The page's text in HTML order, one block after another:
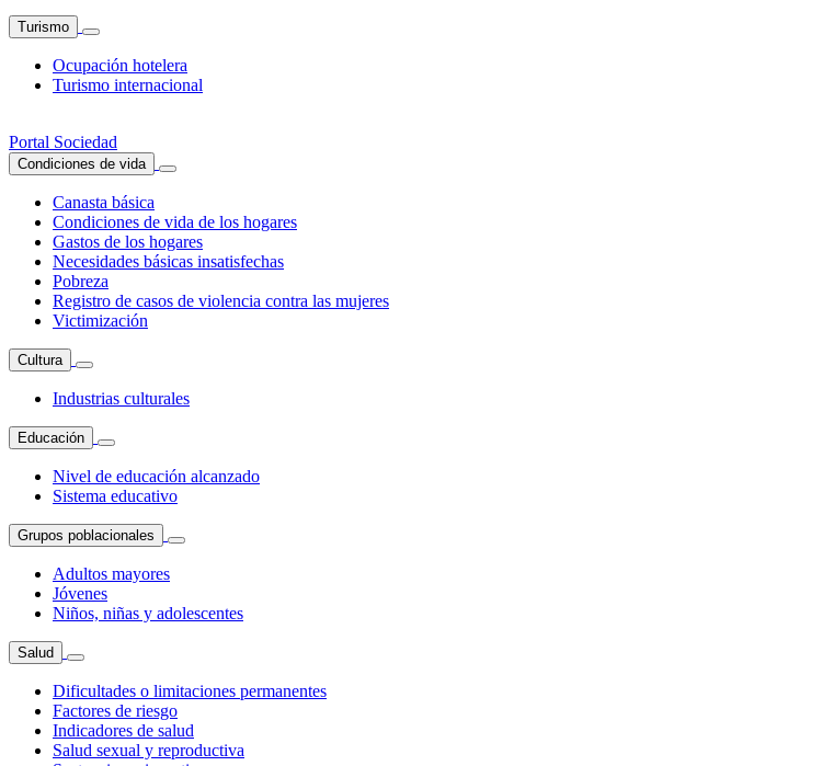
Turismo
Ocupación hotelera
Turismo internacional
Portal Sociedad
Condiciones de vida
Canasta básica
Condiciones de vida de los hogares
Gastos de los hogares
Necesidades básicas insatisfechas
Pobreza
Registro de casos de violencia contra las mujeres
Victimización
Cultura
Industrias culturales
Educación
Nivel de educación alcanzado
Sistema educativo
Grupos poblacionales
Adultos mayores
Jóvenes
Niños, niñas y adolescentes
Salud
Dificultades o limitaciones permanentes
Factores de riesgo
Indicadores de salud
Salud sexual y reproductiva